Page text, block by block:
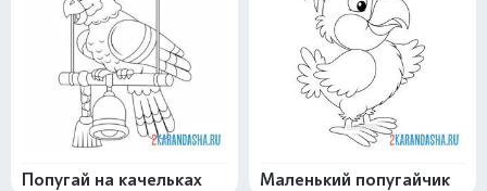
Попугай на качельках Маленький попугайчик